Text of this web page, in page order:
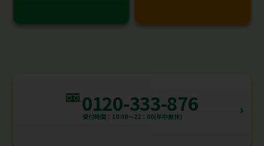
0120-333-876
受付時間：10:00～22：00(年中無休)